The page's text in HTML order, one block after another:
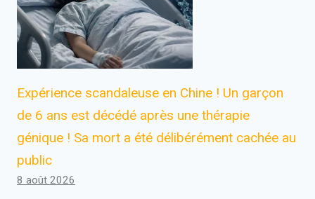
Expérience scandaleuse en Chine ! Un garçon
de 6 ans est décédé après une thérapie
génique ! Sa mort a été délibérément cachée au
public
8 août 2026